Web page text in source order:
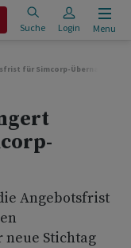
Suche Login Menu
für Simcorp-Übernahme
Angebotsfrist
neue Stichtag